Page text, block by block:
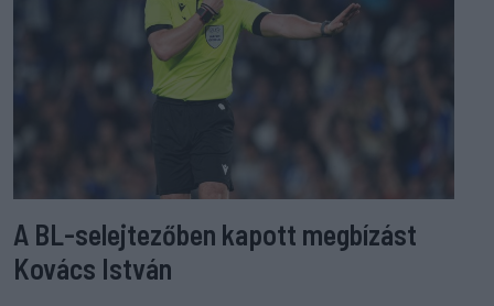
A BL-selejtezőben kapott megbízást
Kovács István